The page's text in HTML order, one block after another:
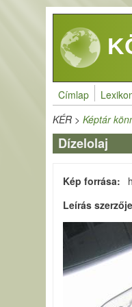
Ugrás a tartalomra
Címlap
KÉR >Képtár
Dízelolaj
Kép forrása
Leírás szerzője